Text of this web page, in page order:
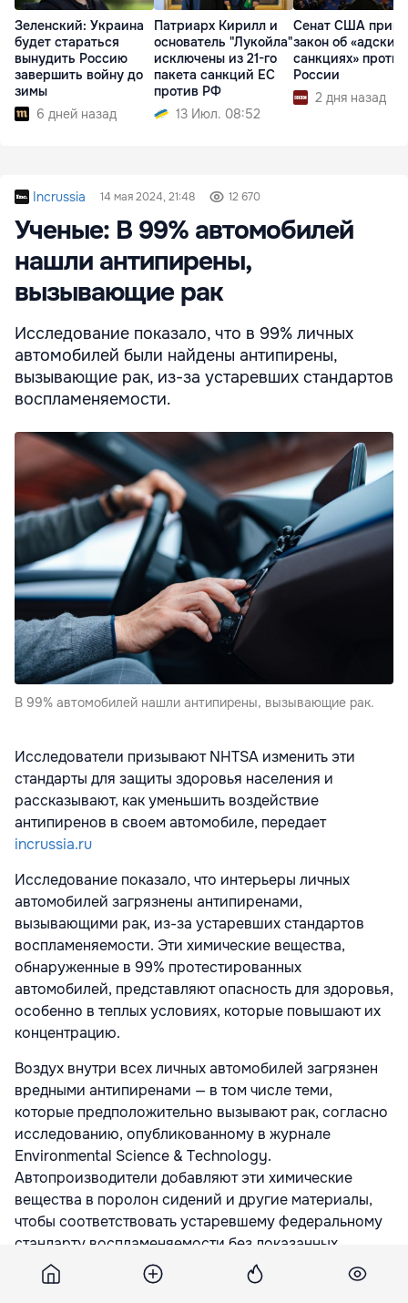
Зеленский: Украина
будет стараться
вынудить Россию
завершить войну до
зимы
6 дней назад
Патриарх Кирилл и
основатель "Лукойла"
исключены из 21-го
пакета санкций ЕС
против РФ
13 Июл. 08:52
Сенат США
закон об «адских
санкциях» против
России
2 дня назад
Incrussia 14 мая 2024, 21:48 12 670
Ученые: В 99% автомобилей
нашли антипирены,
вызывающие рак
Исследование показало, что в 99% личных
автомобилей были найдены антипирены,
вызывающие рак, из-за устаревших стандартов
воспламеняемости.
В 99% автомобилей нашли антипирены, вызывающие рак.
Исследователи призывают NHTSA изменить эти
стандарты для защиты здоровья населения и
рассказывают, как уменьшить воздействие
антипиренов в своем автомобиле, передает
incrussia.ru
Исследование показало, что интерьеры личных
автомобилей загрязнены антипиренами,
вызывающими рак, из-за устаревших стандартов
воспламеняемости. Эти химические вещества,
обнаруженные в 99% протестированных
автомобилей, представляют опасность для здоровья,
особенно в теплых условиях, которые повышают их
концентрацию.
Воздух внутри всех личных автомобилей загрязнен
вредными антипиренами — в том числе теми,
которые предположительно вызывают рак, согласно
исследованию, опубликованному в журнале
Environmental Science & Technology.
Автопроизводители добавляют эти химические
вещества в поролон сидений и другие материалы,
чтобы соответствовать устаревшему федеральному
стандарту воспламеняемости без доказанных
преимуществ пожарной безопасности.